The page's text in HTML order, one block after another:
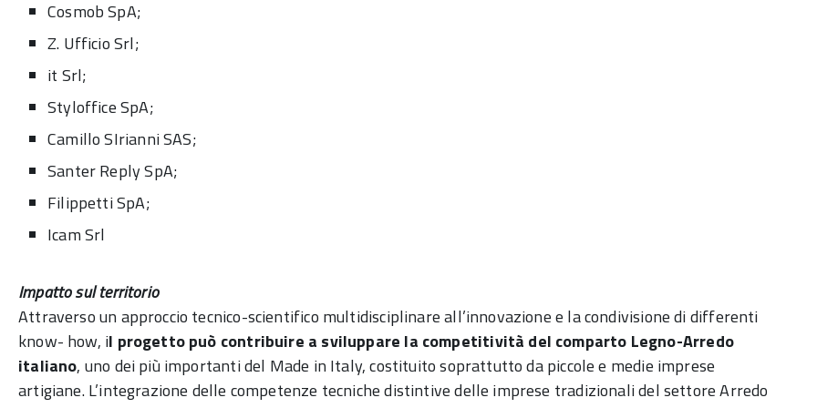
Cosmob SpA;
Z. Ufficio Srl;
it Srl;
Styloffice SpA;
Camillo SIrianni SAS;
Santer Reply SpA;
Filippetti SpA;
Icam Srl
Impatto sul territorio
Attraverso un approccio tecnico-scientifico multidisciplinare all’innovazione e la condivisione di differenti
know- how, il progetto può contribuire a sviluppare la competitività del comparto Legno-Arredo
italiano, uno dei più importanti del Made in Italy, costituito soprattutto da piccole e medie imprese
artigiane. L’integrazione delle competenze tecniche distintive delle imprese tradizionali del settore Arredo